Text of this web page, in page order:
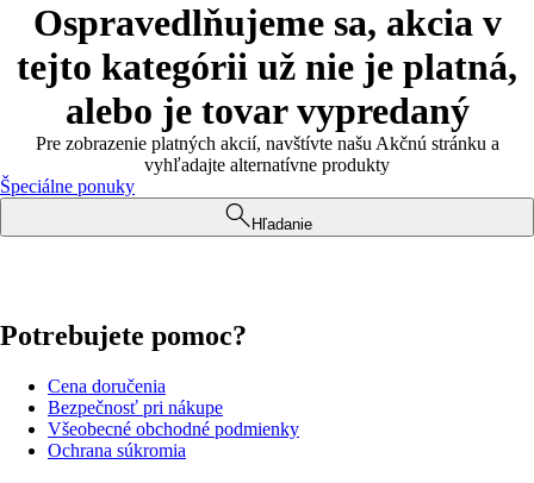
Ospravedlňujeme sa, akcia v
tejto kategórii už nie je platná,
alebo je tovar vypredaný
Pre zobrazenie platných akcií, navštívte našu Akčnú stránku a
vyhľadajte alternatívne produkty
Špeciálne ponuky
Hľadanie
Potrebujete pomoc?
Cena doručenia
Bezpečnosť pri nákupe
Všeobecné obchodné podmienky
Ochrana súkromia